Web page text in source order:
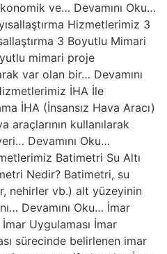
ve… Devamını Oku…
Hizmetlerimiz 3
3 Boyutlu Mimari
mimari proje
var olan bir… Devamını
İHA İle
İHA (İnsansız Hava Aracı)
araçlarının kullanılarak
Devamını Oku…
Batimetri Su Altı
Nedir? Batimetri, su
nehirler vb.) alt yüzeyinin
Devamını Oku… İmar
Uygulaması İmar
sürecinde belirlenen imar